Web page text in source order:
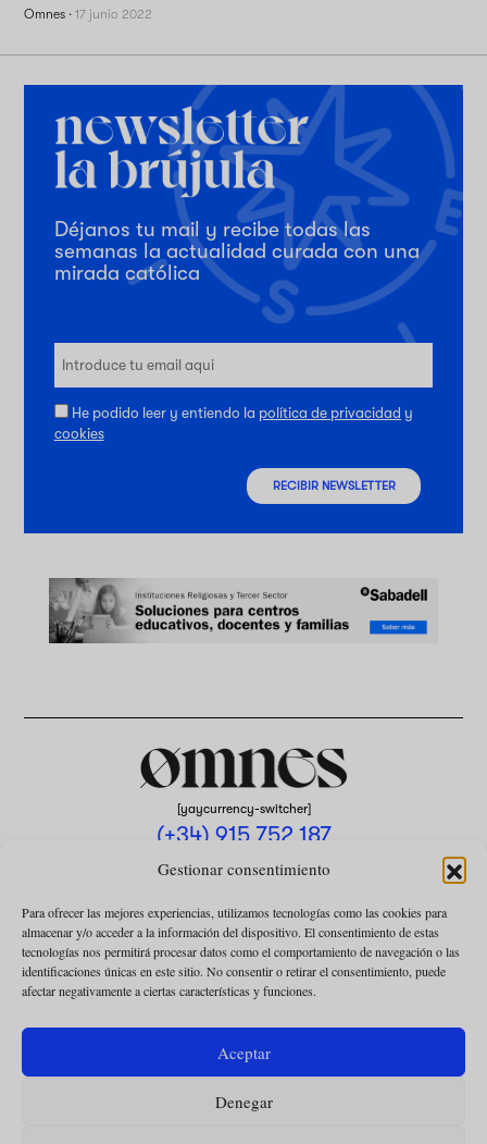
Gestionar consentimiento
Para ofrecer las mejores experiencias, utilizamos tecnologías como las cookies para
almacenar y/o acceder a la información del dispositivo. El consentimiento de estas
tecnologías nos permitirá procesar datos como el comportamiento de navegación o las
identificaciones únicas en este sitio. No consentir o retirar el consentimiento, puede
afectar negativamente a ciertas características y funciones.
Aceptar
Denegar
Omnes ·17 junio 2022
Déjanos tu mail y recibe todas las
semanas la actualidad curada con una
mirada católica
He podido leer y entiendo la política de privacidad y
cookies
RECIBIR NEWSLETTER
[yaycurrency-switcher]
(+34) 915 752 187
omnes@omnesmag.com
POLÍTICA DE PRIVACIDAD
USO DE COOKIES
CONDICIONES DE LA COLABORACIÓN